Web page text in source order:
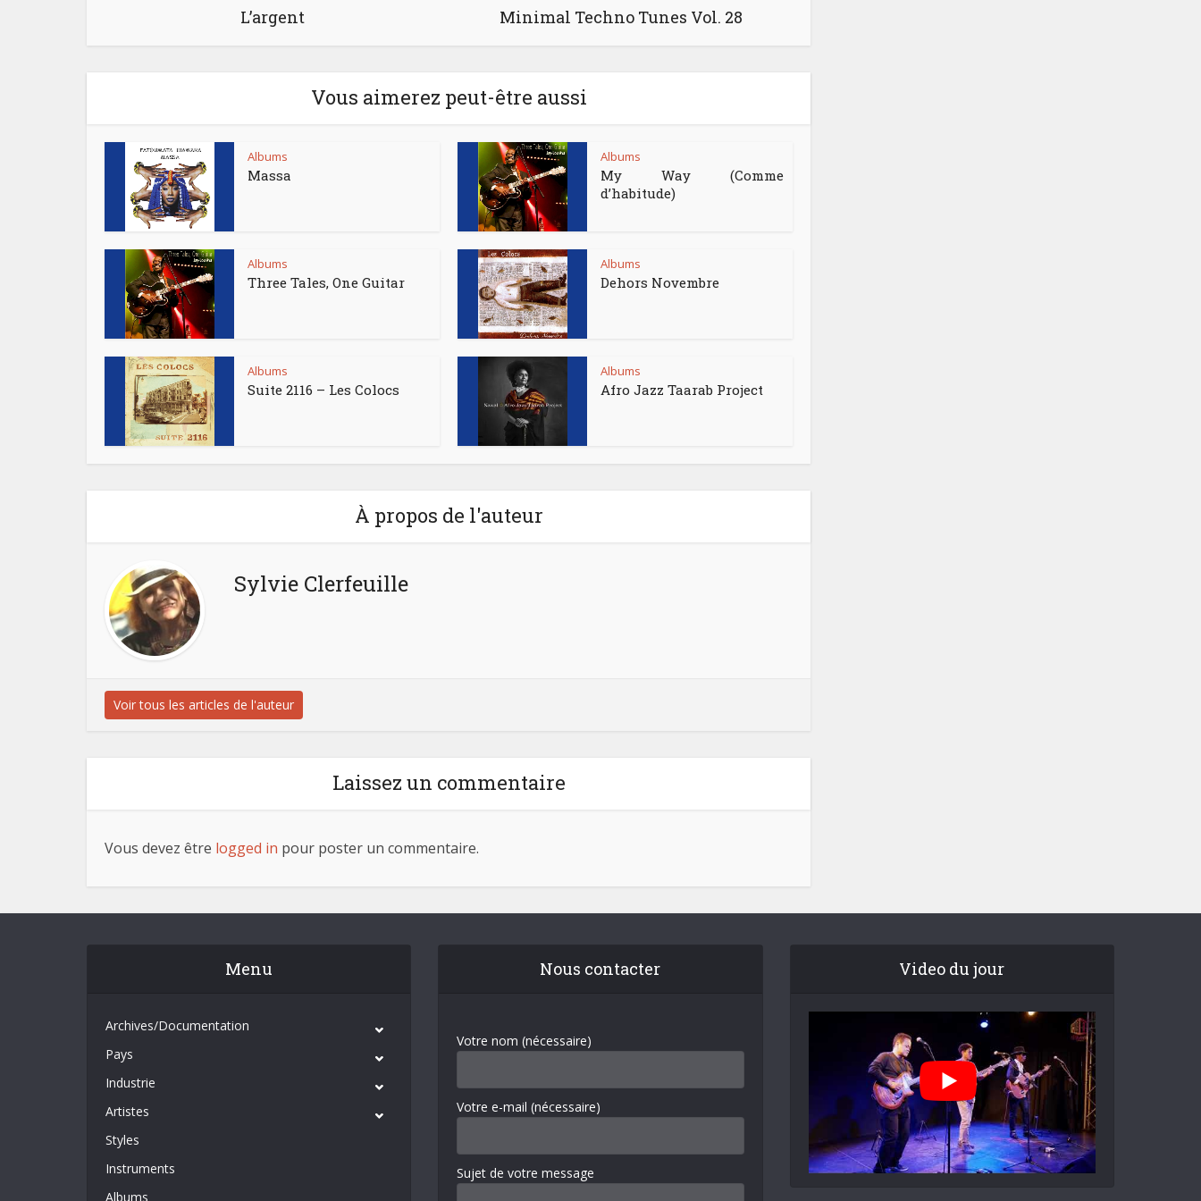
L’argent Minimal Techno Tunes Vol. 28
Vous aimerez peut-être aussi
Albums
Massa
Albums
My Way (Comme
d’habitude)
Albums
Three Tales, One Guitar
Albums
Dehors Novembre
Albums
Suite 2116 – Les Colocs
Albums
Afro Jazz Taarab Project
À propos de l'auteur
Sylvie Clerfeuille
Voir tous les articles de l'auteur
Laissez un commentaire
Vous devez être logged in pour poster un commentaire.
Menu
Archives/Documentation
Pays
Industrie
Artistes
Styles
Instruments
Albums
Nous contacter
Votre nom (nécessaire)
Votre e-mail (nécessaire)
Sujet de votre message
Video du jour